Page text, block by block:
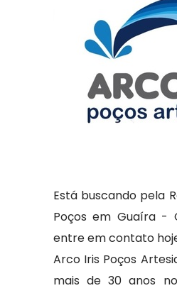
Está buscando pela
Poços em Guaíra -
entre em contato
Arco Iris Poços
mais de 30 anos